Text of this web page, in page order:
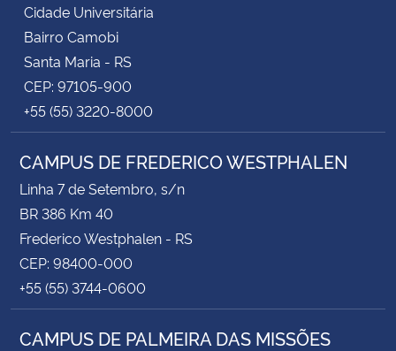
Cidade Universitária
Bairro Camobi
Santa Maria - RS
CEP: 97105-900
+55 (55) 3220-8000
CAMPUS DE FREDERICO WESTPHALEN
Linha 7 de Setembro, s/n
BR 386 Km 40
Frederico Westphalen - RS
CEP: 98400-000
+55 (55) 3744-0600
CAMPUS DE PALMEIRA DAS MISSÕES